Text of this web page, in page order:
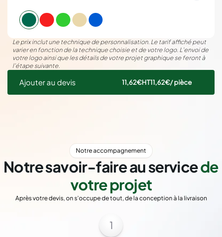
Le prix inclut une technique de personnalisation. Le tarif affiché peut
varier en fonction de la technique choisie et de votre logo. L’envoi de
votre logo ainsi que les détails de votre projet graphique se feront à
l’étape suivante.
Ajouter au devis 11,62€HT11,62€/ pièce
Notre accompagnement
Notre savoir-faire au servicede
votre projet
Après votre devis, on s'occupe de tout, de la conception à la livraison
1